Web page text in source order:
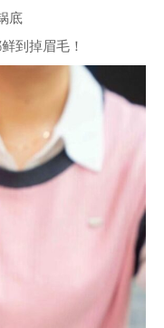
底
到掉眉毛！